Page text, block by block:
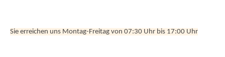
Sie erreichen uns Montag-Freitag von 07:30 Uhr bis 17:00 Uhr